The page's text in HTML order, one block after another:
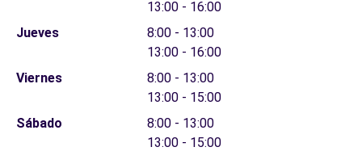
13:00 - 16:00
Jueves
8:00 - 13:00
13:00 - 16:00
Viernes
8:00 - 13:00
13:00 - 15:00
Sábado
8:00 - 13:00
13:00 - 15:00